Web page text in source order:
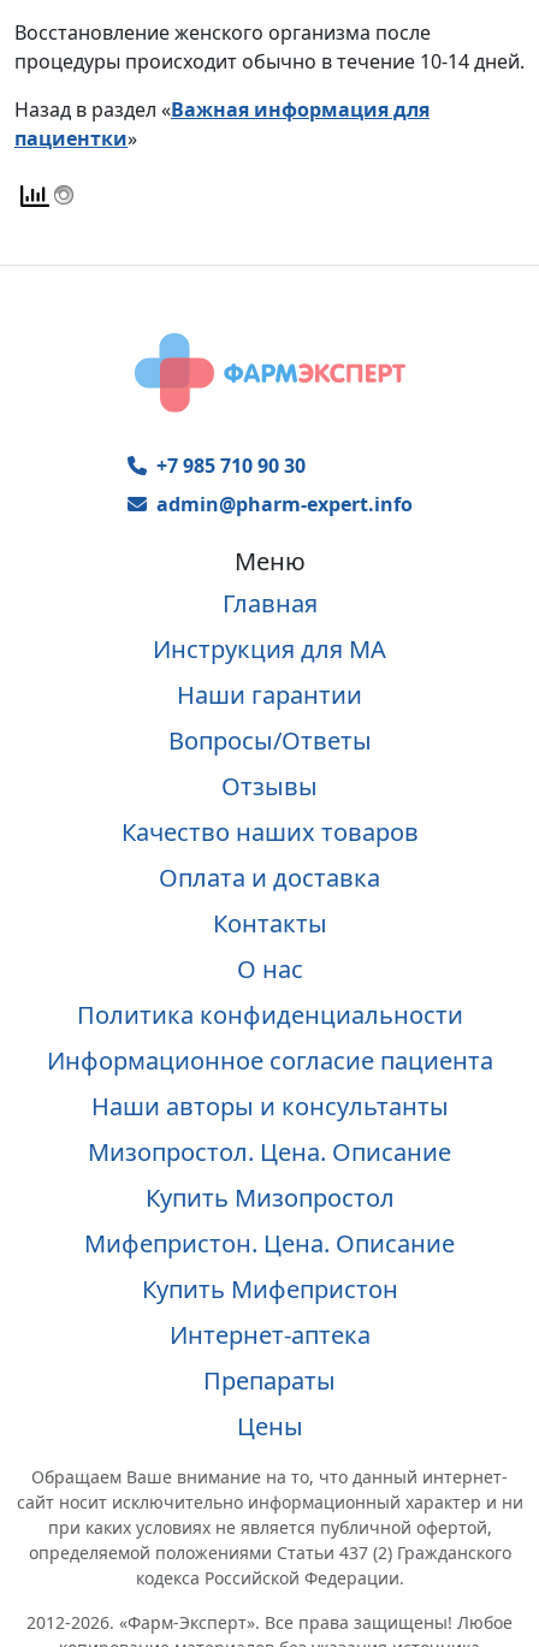
Восстановление женского организма после
процедуры происходит обычно в течение 10-14 дней.
Назад в раздел «Важная информация для
пациентки»
+7 985 710 90 30
admin@pharm-expert.info
Меню
Главная
Инструкция для МА
Наши гарантии
Вопросы/Ответы
Отзывы
Качество наших товаров
Оплата и доставка
Контакты
О нас
Политика конфиденциальности
Информационное согласие пациента
Наши авторы и консультанты
Мизопростол. Цена. Описание
Купить Мизопростол
Мифепристон. Цена. Описание
Купить Мифепристон
Интернет-аптека
Препараты
Цены
Обращаем Ваше внимание на то, что данный интернет-
сайт носит исключительно информационный характер и ни
при каких условиях не является публичной офертой,
определяемой положениями Статьи 437 (2) Гражданского
кодекса Российской Федерации.
2012-2026. «Фарм-Эксперт». Все права защищены! Любое